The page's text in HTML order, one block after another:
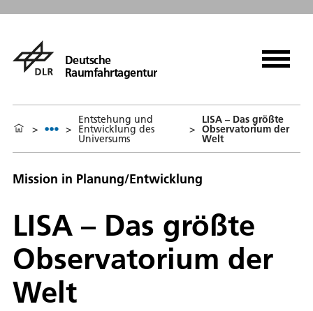
Deutsche
Raumfahrtagentur
> >
Entstehung und
Entwicklung des
Universums
>
LISA – Das größte
Observatorium der
Welt
Mission in Planung/Entwicklung
LISA – Das größte
Observatorium der
Welt